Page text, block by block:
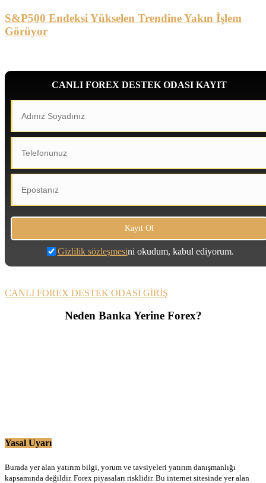
S&P500 Endeksi Yükselen Trendine Yakın İşlem
Görüyor
CANLI FOREX DESTEK ODASI KAYIT
Gizlilik sözleşmesini okudum, kabul ediyorum.
CANLI FOREX DESTEK ODASI GİRİŞ
Neden Banka Yerine Forex?
Yasal Uyarı
Burada yer alan yatırım bilgi, yorum ve tavsiyeleri yatırım danışmanlığı
kapsamında değildir. Forex piyasaları risklidir. Bu internet sitesinde yer alan